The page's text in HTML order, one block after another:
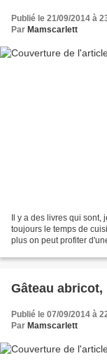
Publié le 21/09/2014 à
Par Mamscarlett
Il y a des livres qui
toujours le temps de
plus on peut profiter
Gâteau
Publié le 07/09/2014 à
Par Mamscarlett